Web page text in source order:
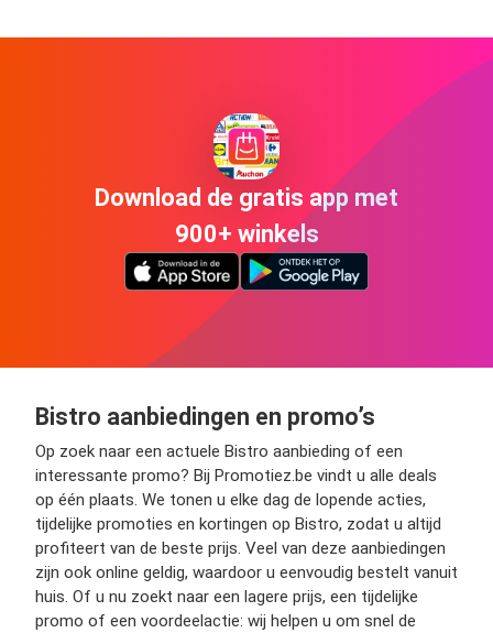
Download de gratis app met
900+ winkels
Bistro aanbiedingen en promo’s
Op zoek naar een actuele Bistro aanbieding of een
interessante promo? Bij Promotiez.be vindt u alle deals
op één plaats. We tonen u elke dag de lopende acties,
tijdelijke promoties en kortingen op Bistro, zodat u altijd
profiteert van de beste prijs. Veel van deze aanbiedingen
zijn ook online geldig, waardoor u eenvoudig bestelt vanuit
huis. Of u nu zoekt naar een lagere prijs, een tijdelijke
promo of een voordeelactie: wij helpen u om snel de